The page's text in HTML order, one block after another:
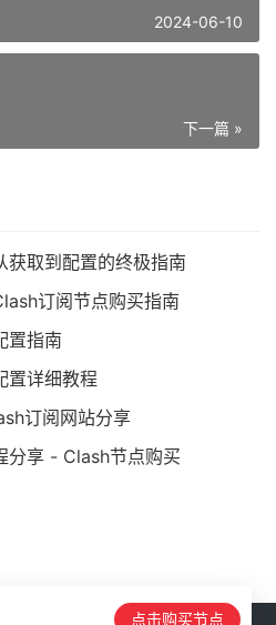
2024-06-10
下一篇 »
获取到配置的终极指南
订阅节点购买指南
置指南
置详细教程
订阅网站分享
分享 - Clash节点购买
点击购买节点